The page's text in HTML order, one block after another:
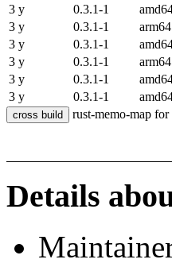
3 y
0.3.1-1
3 y
0.3.1-1 arm64
3 y
0.3.1-1
3 y
0.3.1-1 arm64
3 y
0.3.1-1
3 y
0.3.1-1
rust-memo-map for
Details